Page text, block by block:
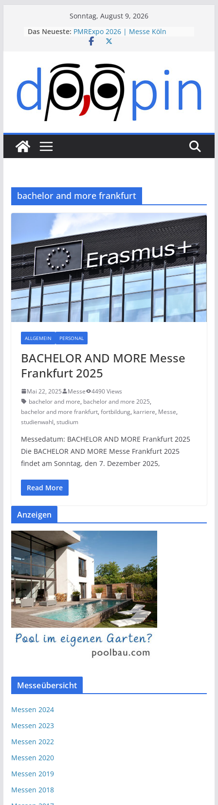
Sonntag, August 9, 2026
Das Neueste: PMRExpo 2026 | Messe Köln
VdS-BrandSchutzTage 2026 |
VALVE WORLD EXPO 2026 | Messe
Düsseldorf
ESSEN MOTOR SHOW 2026 | Messe
Essen
bachelor and more frankfurt
ALLGEMEIN PERSONAL
BACHELOR AND MORE Messe
Frankfurt 2025
Mai 22, 2025 Messe
4490 Views
bachelor and more, bachelor and more 2025,
bachelor and more frankfurt, fortbildung, karriere, Messe,
studienwahl, studium
Messedatum: BACHELOR AND MORE Frankfurt 2025
Die BACHELOR AND MORE Messe Frankfurt 2025
findet am Sonntag, den 7. Dezember 2025,
Read More
Anzeigen
Messeübersicht
Messen 2024
Messen 2023
Messen 2022
Messen 2020
Messen 2019
Messen 2018